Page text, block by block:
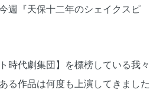
週『天保十二年のシェイクスピ
時代劇集団】を標榜している我々
る作品は何度も上演してきました